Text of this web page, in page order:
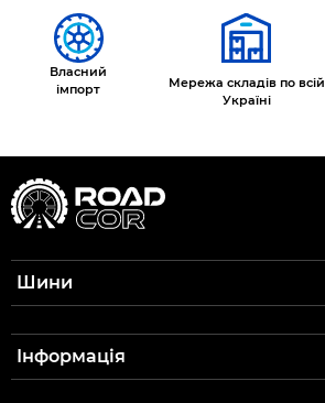
Власний
імпорт
Мережа складів по всій
Україні
Шини
Інформація